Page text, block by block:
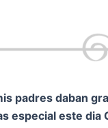
padres daban
especial este dia